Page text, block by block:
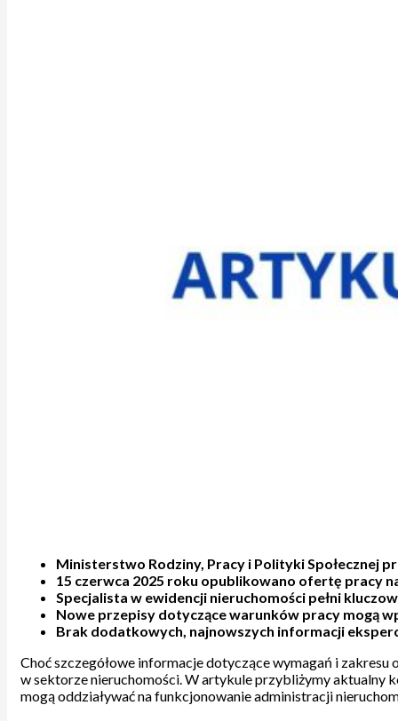
Ministerstwo Rodziny, Pracy i Polityki Społecznej
15 czerwca 2025 roku opublikowano ofertę pracy
Specjalista w ewidencji nieruchomości pełni
Nowe przepisy dotyczące warunków pracy mogą
Brak dodatkowych, najnowszych informacji
Choć szczegółowe informacje dotyczące wymagań i
w sektorze nieruchomości. W artykule przybliżymy aktualny
mogą oddziaływać na funkcjonowanie administracji